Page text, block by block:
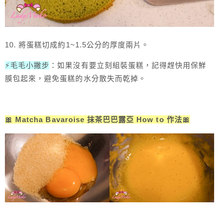
10. 將蛋糕切成約1~1.5公分的厚度兩片。
⚡毛毛小撇步 ：如果沒有要立刻組裝蛋糕，記得趕快用保鮮
膜包起來，避免蛋糕的水分散失而乾掉。
🎀 Matcha Bavaroise 抹茶巴巴露亞 How to 作法🎀